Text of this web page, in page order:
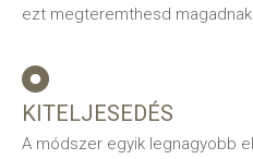
ezt megteremthesd magadnak.
KITELJESEDÉS
A módszer egyik legnagyobb